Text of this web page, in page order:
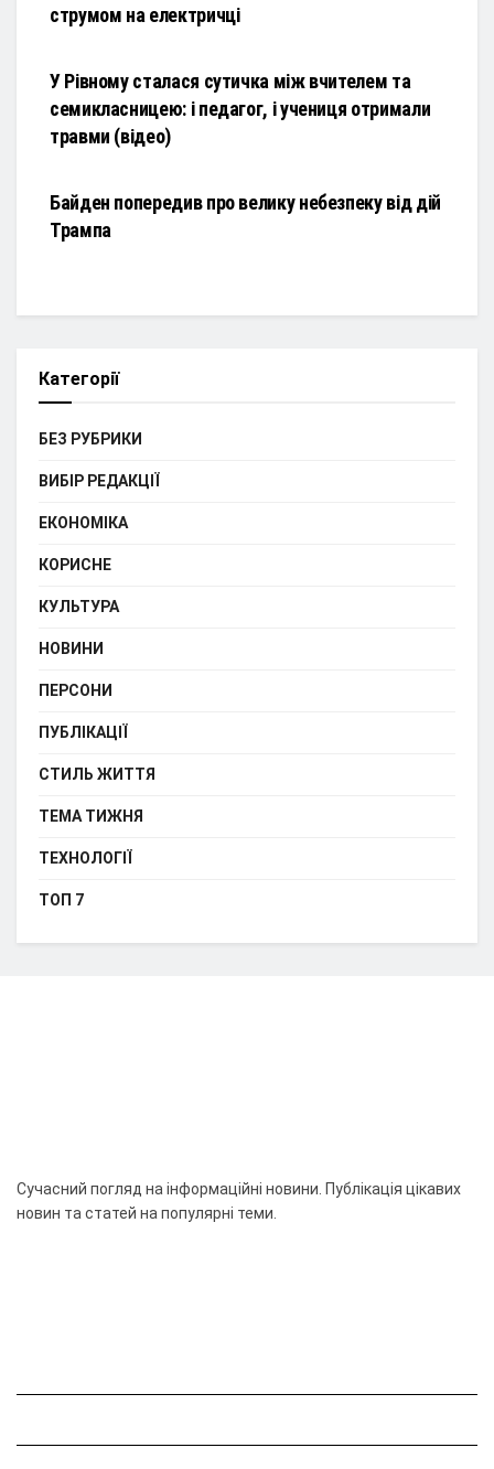
струмом на електричці
У Рівному сталася сутичка між вчителем та
семикласницею: і педагог, і учениця отримали
травми (відео)
Байден попередив про велику небезпеку від дій
Трампа
Категорії
БЕЗ РУБРИКИ
ВИБІР РЕДАКЦІЇ
ЕКОНОМІКА
КОРИСНЕ
КУЛЬТУРА
НОВИНИ
ПЕРСОНИ
ПУБЛІКАЦІЇ
СТИЛЬ ЖИТТЯ
ТЕМА ТИЖНЯ
ТЕХНОЛОГІЇ
ТОП 7
Сучасний погляд на інформаційні новини. Публікація цікавих
новин та статей на популярні теми.